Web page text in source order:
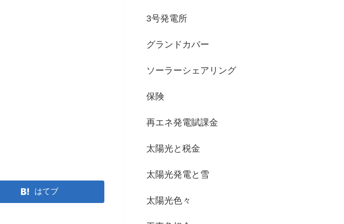
はてブ
3号発電所
グランドカバー
ソーラーシェアリング
保険
再エネ発電賦課金
太陽光と税金
太陽光発電と雪
太陽光色々